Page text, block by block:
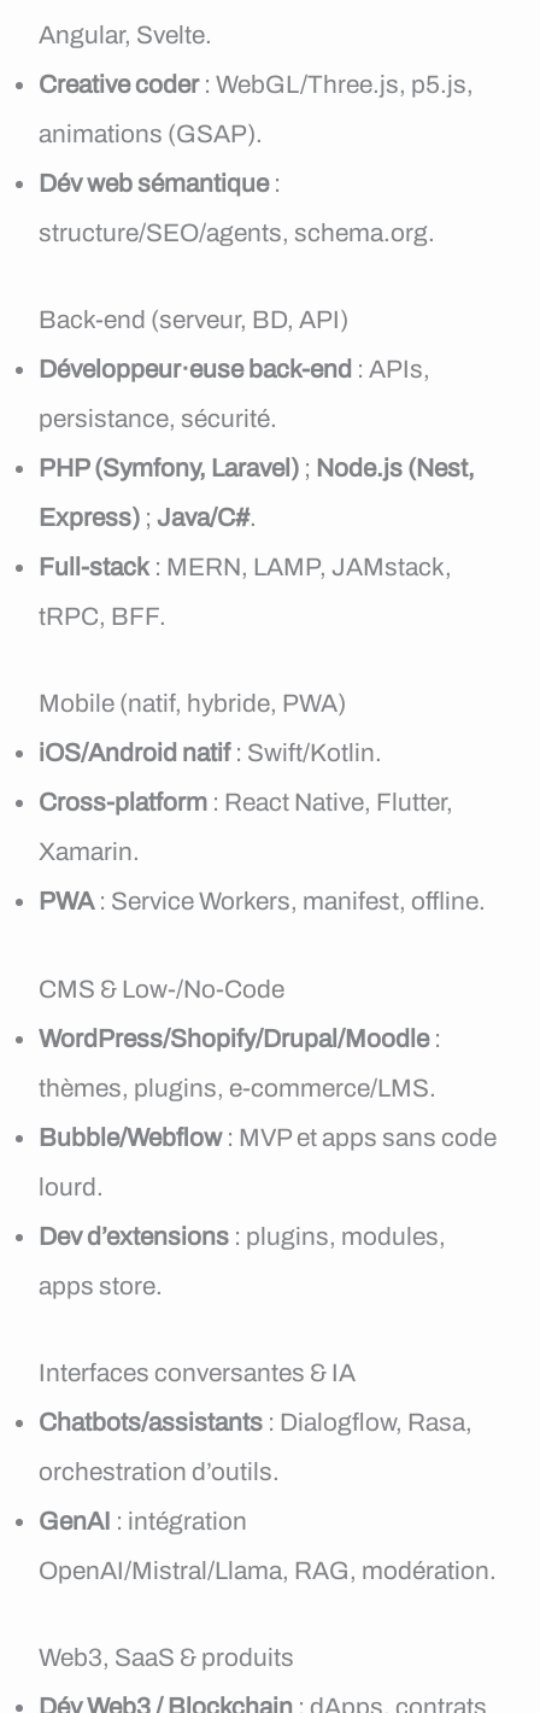
Angular, Svelte.
Creative coder: WebGL/Three.js, p5.js,
animations (GSAP).
Dév web sémantique:
structure/SEO/agents, schema.org.
Back-end (serveur, BD, API)
Développeur·euse back-end : APIs,
persistance, sécurité.
PHP (Symfony, Laravel) ; Node.js (Nest,
Express) ; Java/C#.
Full-stack : MERN, LAMP, JAMstack,
tRPC, BFF.
Mobile (natif, hybride, PWA)
iOS/Android natif: Swift/Kotlin.
Cross-platform : React Native, Flutter,
Xamarin.
PWA: Service Workers, manifest, offline.
CMS & Low-/No-Code
WordPress/Shopify/Drupal/Moodle:
thèmes, plugins, e-commerce/LMS.
Bubble/Webflow: MVP et apps sans code
lourd.
Dev d’extensions : plugins, modules,
apps store.
Interfaces conversantes & IA
Chatbots/assistants : Dialogflow, Rasa,
orchestration d’outils.
GenAI : intégration
OpenAI/Mistral/Llama, RAG, modération.
Web3, SaaS & produits
Dév Web3 / Blockchain : dApps, contrats